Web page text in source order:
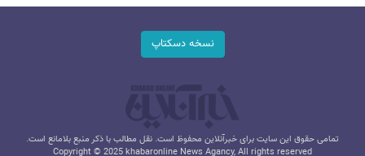
نسخه دسکتاپ
تمامی حقوق این سایت برای خبرآنلاین محفوظ است. نقل مطالب با ذکر منبع بلامانع است.
Copyright © 2025 khabaronline News Agancy, All rights reserved